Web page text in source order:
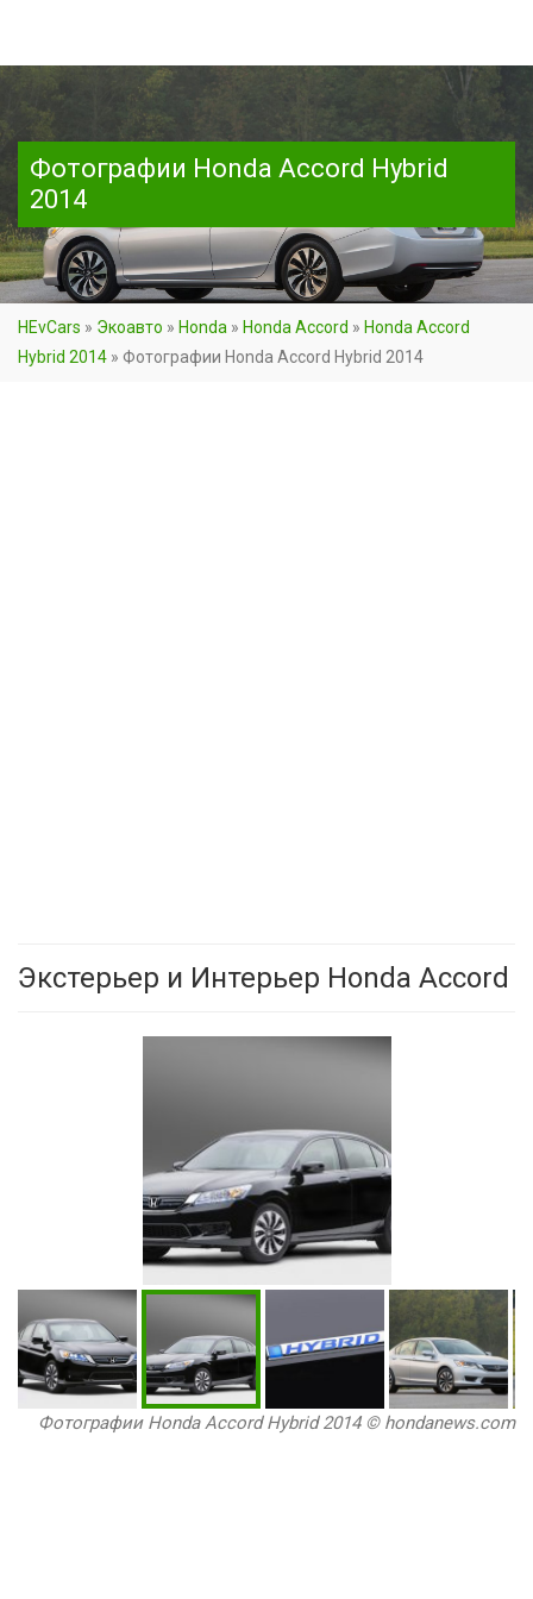
Фотографии Honda Accord Hybrid
2014
HEvCars » Экоавто » Honda » Honda Accord » Honda Accord
Hybrid 2014 » Фотографии Honda Accord Hybrid 2014
Экстерьер и Интерьер Honda Accord
Фотографии Honda Accord Hybrid 2014 © hondanews.com